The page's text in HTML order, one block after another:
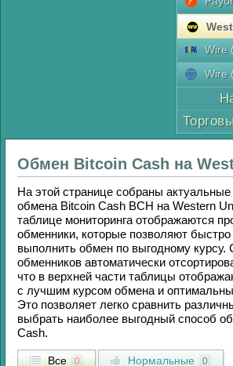
Wire
Wire
Обмен Bitcoin Cash на
На этой странице собраны
обмена Bitcoin Cash BCH на Western
таблице мониторинга отображаются
обменники, которые позволяют быстро
выполнить обмен по выгодному курсу.
обменников автоматически
что в верхней части таблицы
с лучшим курсом обмена и
Это позволяет легко сравнить
выбрать наиболее выгодный способ
Cash.
Все 0 Нормальные 0